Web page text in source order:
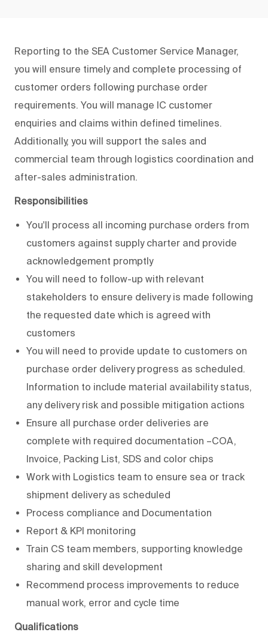
Reporting to the SEA Customer Service Manager,
you will ensure timely and complete processing of
customer orders following purchase order
requirements. You will manage IC customer
enquiries and claims within defined timelines.
Additionally, you will support the sales and
commercial team through logistics coordination and
after-sales administration.
Responsibilities
You'll process all incoming purchase orders from
customers against supply charter and provide
acknowledgement promptly
You will need to follow-up with relevant
stakeholders to ensure delivery is made following
the requested date which is agreed with
customers
You will need to provide update to customers on
purchase order delivery progress as scheduled.
Information to include material availability status,
any delivery risk and possible mitigation actions
Ensure all purchase order deliveries are
complete with required documentation –COA,
Invoice, Packing List, SDS and color chips
Work with Logistics team to ensure sea or track
shipment delivery as scheduled
Process compliance and Documentation
Report & KPI monitoring
Train CS team members, supporting knowledge
sharing and skill development
Recommend process improvements to reduce
manual work, error and cycle time
Qualifications